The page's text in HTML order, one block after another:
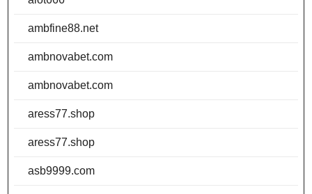
ambfine88.net
ambnovabet.com
ambnovabet.com
aress77.shop
aress77.shop
asb9999.com